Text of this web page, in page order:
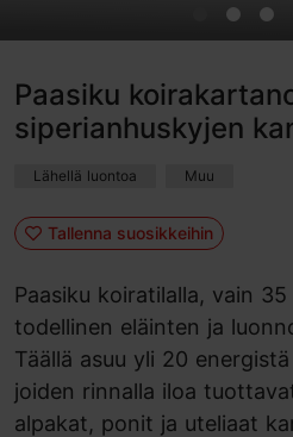
Paasiku
siperianhuskyjen
Lähellä luontoa Muu
Tallenna suosikkeihin
Paasiku koiratilalla, vain
todellinen eläinten ja
Täällä asuu yli 20
joiden rinnalla iloa
alpakat, ponit ja uteliaat